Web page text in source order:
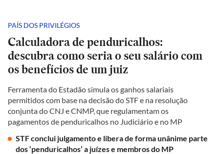
PAÍS DOS PRIVILÉGIOS
Calculadora de penduricalhos:
descubra como seria o seu salário com
os benefícios de um juiz
Ferramenta do Estadão simula os ganhos salariais
permitidos com base na decisão do STF e na resolução
conjunta do CNJ e CNMP, que regulamentam os
pagamentos de penduricalhos no Judiciário e no MP
STF conclui julgamento e libera de forma unânime parte
dos ‘penduricalhos’ a juízes e membros do MP